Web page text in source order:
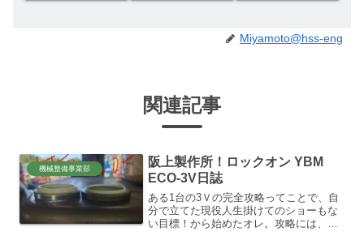
Miyamoto@hss-eng
関連記事
機械整備事業部
阪上製作所！ロックオン YBM
ECO-3V日誌
ある1台の3Ｖの完全攻略ってことで、自
分で立てた現役人生掛けてのショーもな
い目標！から始めたオレ。攻略には、既